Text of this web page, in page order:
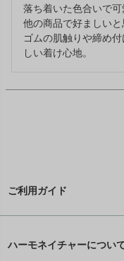
落ち着いた色合いで
他の商品で好ましいと
ゴムの肌触りや締め
しい着け心地。
ご利用ガイド
ハーモネイチャーについ